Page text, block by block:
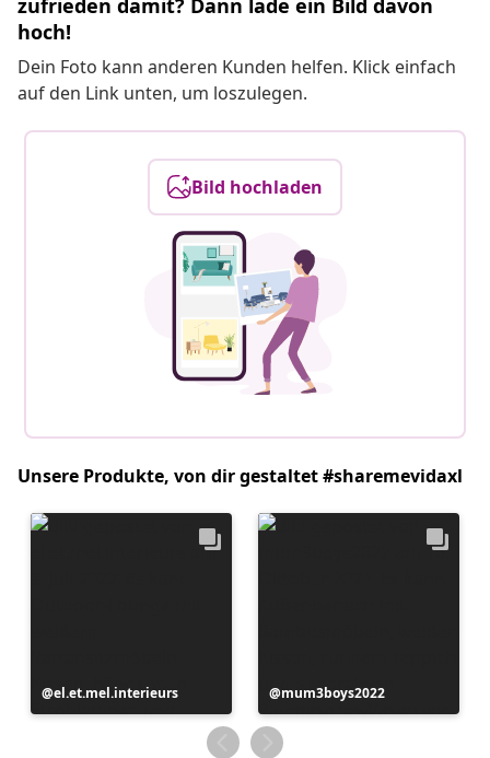
zufrieden damit? Dann lade ein Bild davon
hoch!
Dein Foto kann anderen Kunden helfen. Klick einfach
auf den Link unten, um loszulegen.
Bild hochladen
Unsere Produkte, von dir gestaltet #sharemevidaxl
Beitrag
veröffentlicht
el.et.mel.interieurs
Beitrag
veröffentlicht
von
mum3boys2022